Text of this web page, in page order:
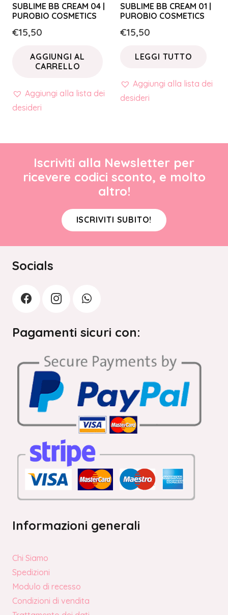
SUBLIME BB CREAM 04 |
PUROBIO COSMETICS
€15,50
AGGIUNGI AL
CARRELLO
Aggiungi alla lista dei
desideri
SUBLIME BB CREAM 01 |
PUROBIO COSMETICS
€15,50
LEGGI TUTTO
Aggiungi alla lista dei
desideri
Iscriviti alla Newsletter per
ricevere codici sconto, e molto
altro!
ISCRIVITI SUBITO!
Socials
Pagamenti sicuri con:
Informazioni generali
Chi Siamo
Spedizioni
Modulo di recesso
Condizioni di vendita